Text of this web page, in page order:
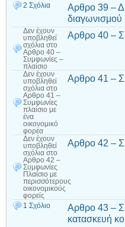
2 Σχόλια
Αρθρο 39 –
διαγωνισμού
Δεν έχουν
υποβληθεί
σχόλια στο
Αρθρο 40 –
Συμφωνίες –
πλαίσιο
Αρθρο 40 –
Δεν έχουν
υποβληθεί
σχόλια στο
Αρθρο 41 –
Συμφωνίες
πλαίσιο με
ένα
οικονομικό
φορέα
Αρθρο 41 –
Δεν έχουν
υποβληθεί
σχόλια στο
Αρθρο 42 –
Συμφωνίες
Πλαίσιο με
περισσότερους
οικονομικούς
φορείς
Αρθρο 42 –
1 Σχόλιο
Αρθρο 43 –
κατασκευή